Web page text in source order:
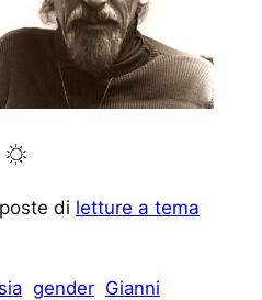
di letture a tema
gender Gianni